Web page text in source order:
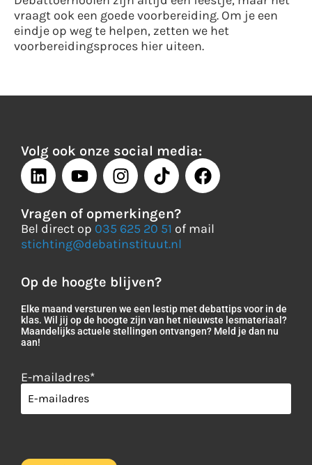
vraagt ook een goede voorbereiding. Om je een
eindje op weg te helpen, zetten we het
voorbereidingsproces hier uiteen.
Volg ook onze social media:
Vragen of opmerkingen?
Bel direct op 035 625 20 51 of mail
stichting@debatinstituut.nl
Op de hoogte blijven?
Elke maand versturen we een lestip met debattips voor in de
klas. Wil jij op de hoogte zijn van het nieuwste lesmateriaal?
Maandelijks actuele stellingen ontvangen? Meld je dan nu
aan!
E-mailadres*